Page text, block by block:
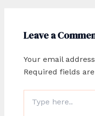
Leave a
Your email
Required fields
here..